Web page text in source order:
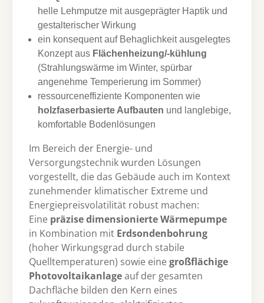
helle Lehmputze mit ausgeprägter Haptik und
gestalterischer Wirkung
ein konsequent auf Behaglichkeit ausgelegtes
Konzept aus Flächenheizung/-kühlung
(Strahlungswärme im Winter, spürbar
angenehme Temperierung im Sommer)
ressourceneffiziente Komponenten wie
holzfaserbasierte Aufbauten und langlebige,
komfortable Bodenlösungen
Im Bereich der Energie- und
Versorgungstechnik wurden Lösungen
vorgestellt, die das Gebäude auch im Kontext
zunehmender klimatischer Extreme und
Energiepreisvolatilität robust machen:
Eine präzise dimensionierte Wärmepumpe
in Kombination mit Erdsondenbohrung
(hoher Wirkungsgrad durch stabile
Quelltemperaturen) sowie eine großflächige
Photovoltaikanlageauf der gesamten
Dachfläche bilden den Kern eines